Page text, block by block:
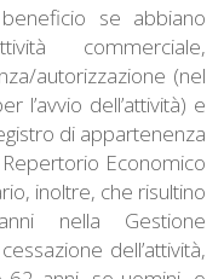
se abbiano
commerciale,
autorizzazione (nel
l’avvio dell’attività) e
di appartenenza
Economico
inoltre, che risultino
nella Gestione
dell’attività,